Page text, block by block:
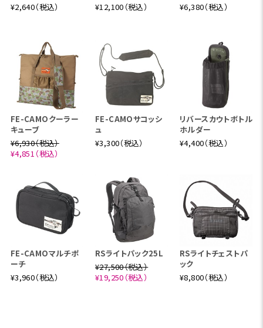
¥2,640（税込）
¥12,100（税込）
¥6,380（税込）
FE-CAMOクーラー
キューブ
¥6,930（税込）
¥4,851（税込）
FE-CAMOサコッシ
ュ
¥3,300（税込）
リバースカウトボトル
ホルダー
¥4,400（税込）
FE-CAMOマルチポ
ーチ
¥3,960（税込）
RSライトパック25L
¥27,500（税込）
¥19,250（税込）
RSライトチェストパ
ック
¥8,800（税込）